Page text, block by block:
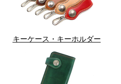
キーケース・キーホルダー